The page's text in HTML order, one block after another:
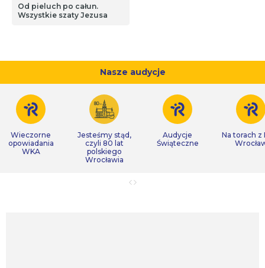
Od pieluch po całun.
Wszystkie szaty Jezusa
Nasze audycje
Wieczorne
opowiadania
WKA
Jesteśmy stąd,
czyli 80 lat
polskiego
Wrocławia
Audycje
Świąteczne
Na torach z